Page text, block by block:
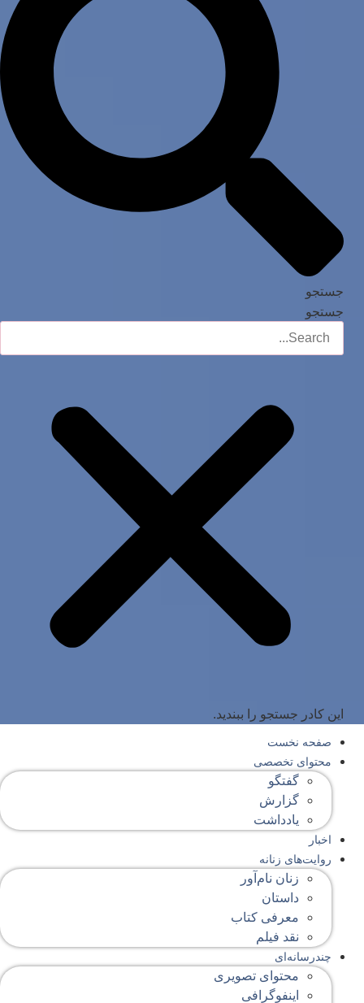
جستجو
جستجو
این کادر جستجو را ببندید.
صفحه‌ نخست
محتوای‌ تخصصی
گفتگو
گزارش
یادداشت
اخبار
روایت‌های زنانه
زنان نام‌آور
داستان
معرفی کتاب
نقد فیلم
چندرسانه‌ای
محتوای تصویری
اینفوگرافی